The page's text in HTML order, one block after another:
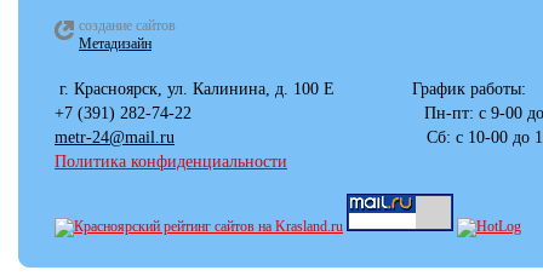
создание сайтов
Метадизайн
г. Красноярск, ул. Калинина, д. 100
+7 (391) 282-74-22 Пн-пт: с
metr-24@mail.ru Сб: с 10-00 до 17-00
Политика конфиденциальности